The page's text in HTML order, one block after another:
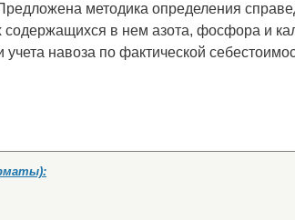
методика определения
содержащихся в нем азота, фосфора и
учета навоза по фактической